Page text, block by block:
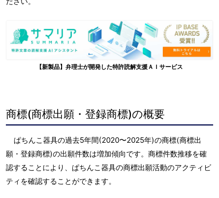
【新製品】弁理士が開発した特許読解支援ＡＩサービス
商標(商標出願・登録商標)の概要
ぱちんこ器具の過去5年間(2020〜2025年)の商標(商標出
願・登録商標)の出願件数は増加傾向です。商標件数推移を確
認することにより、ぱちんこ器具の商標出願活動のアクティビ
ティを確認することができます。